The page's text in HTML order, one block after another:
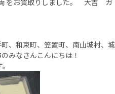
をお買取りしました。 大吉 ガ
、和束町、笠置町、南山城村、城
みなさんこんにちは！